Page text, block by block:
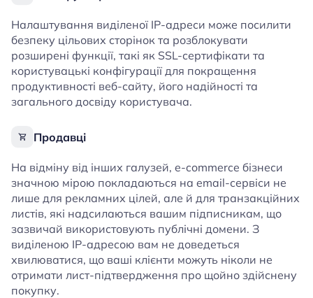
Налаштування виділеної IP-адреси може посилити
безпеку цільових сторінок та розблокувати
розширені функції, такі як SSL-сертифікати та
користувацькі конфігурації для покращення
продуктивності веб-сайту, його надійності та
загального досвіду користувача.
Продавці
На відміну від інших галузей, e-commerce бізнеси
значною мірою покладаються на email-сервіси не
лише для рекламних цілей, але й для транзакційних
листів, які надсилаються вашим підписникам, що
зазвичай використовують публічні домени. З
виділеною IP-адресою вам не доведеться
хвилюватися, що ваші клієнти можуть ніколи не
отримати лист-підтвердження про щойно здійснену
покупку.